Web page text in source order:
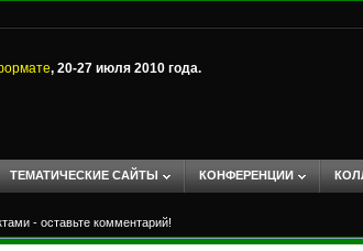
, 20-27 июля 2010 года.
ТЕМАТИЧЕСКИЕ САЙТЫ КОНФЕРЕНЦИИ
- оставьте комментарий!